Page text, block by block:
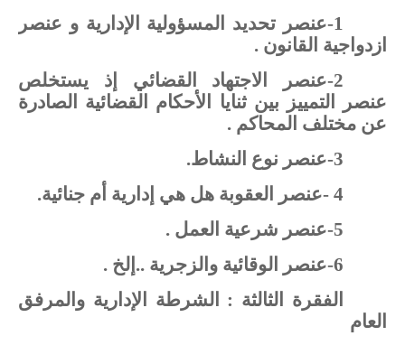
1
-عنصر تحديد المسؤولية الإدارية و عنصر
ازدواجية القانون .
2
-عنصر الاجتهاد القضائي إذ
يستخلص
عنصر
التمييز بين ثنايا الأحكام القضائية
الصادرة
عن مختلف المحاكم .
3
-عنصر نوع النشاط.
4
-عنصر العقوبة هل هي إدارية أم جنائية.
5
-عنصر شرعية العمل .
6
-عنصر الوقائية والزجرية .. إلخ .
الفقرة
الثالثة : الشرطة الإدارية والمرفق
العام